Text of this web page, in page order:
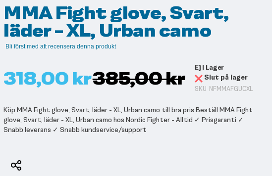
MMA Fight glove, Svart,
läder - XL, Urban camo
Bli först med att recensera denna produkt
318,00 kr385,00 kr
Ej I Lager
Slut på lager
SKU NFMMAFGUCXL
Köp MMA Fight glove, Svart, läder - XL, Urban camo till bra pris.Beställ MMA Fight
glove, Svart, läder - XL, Urban camo hos Nordic Fighter - Alltid ✓ Prisgaranti ✓
Snabb leverans ✓ Snabb kundservice/support